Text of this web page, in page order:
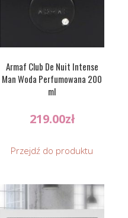
Armaf Club De Nuit Intense
Man Woda Perfumowana 200
ml
219.00zł
Przejdź do produktu